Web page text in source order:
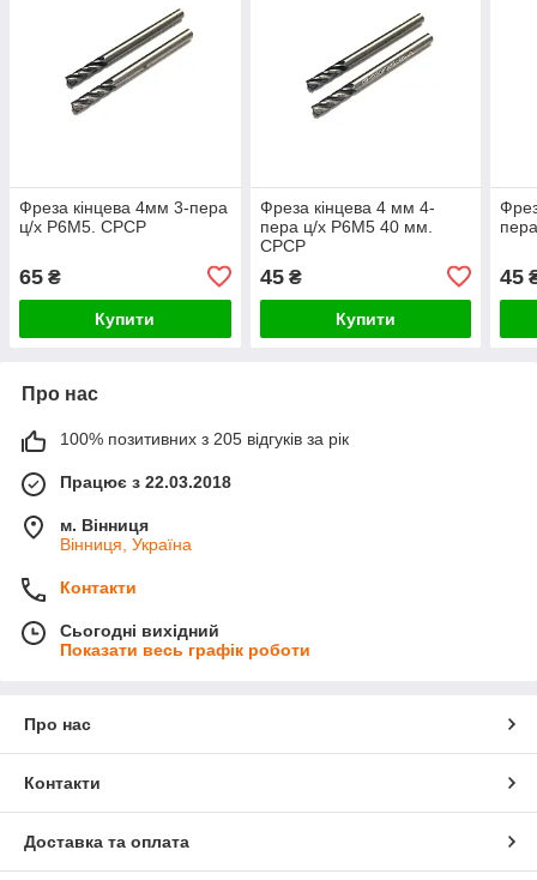
Фреза кінцева 4мм 3-пера
ц/х Р6М5. СРСР
65 ₴
Купити
Фреза кінцева 4 мм 4-
пера ц/х Р6М5 40 мм.
СРСР
45₴
Купити
45
Про нас
100% позитивних з 205 відгуків за рік
Працює з 22.03.2018
м. Вінниця
Вінниця, Україна
Контакти
Сьогодні вихідний
Показати весь графік роботи
Про нас
Контакти
Доставка та оплата